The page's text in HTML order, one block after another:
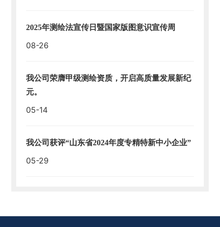
2025年测绘法宣传日暨国家版图意识宣传周
08-26
我公司荣膺甲级测绘资质，开启高质量发展新纪
元。
05-14
我公司获评“山东省2024年度专精特新中小企业”
05-29